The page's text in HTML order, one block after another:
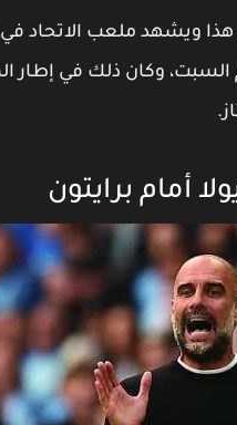
هذا ويشهد ملعب الاتحاد
السبت، وكان ذلك في إطار
أمام برايتون